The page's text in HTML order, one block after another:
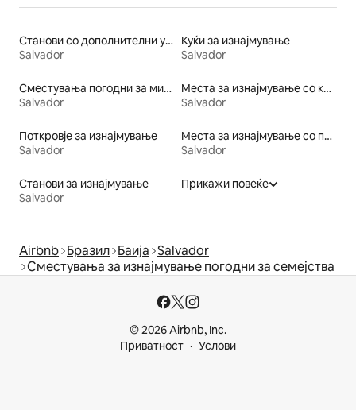
Станови со дополнителни услуги за изнајмување
Salvador
Куќи за изнајмување
Salvador
Сместувања погодни за миленичиња
Salvador
Места за изнајмување со кајак
Salvador
Поткровје за изнајмување
Salvador
Места за изнајмување со пристап до езеро
Salvador
Станови за изнајмување
Salvador
Прикажи повеќе
Airbnb Бразил Баија Salvador
Сместувања за изнајмување погодни за семејства
© 2026 Airbnb, Inc.
Приватност
Услови